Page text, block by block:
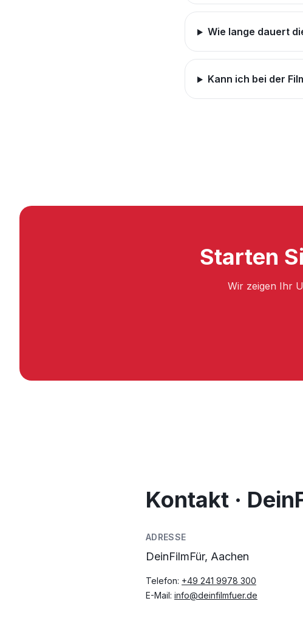
Wie lange dauert
Kann ich bei der
Starten
Wir zeigen Ihr
Kontakt ·
ADRESSE
DeinFilmFür, Aachen
Telefon: +49 241 9978 300
E-Mail: info@deinfilmfuer.de